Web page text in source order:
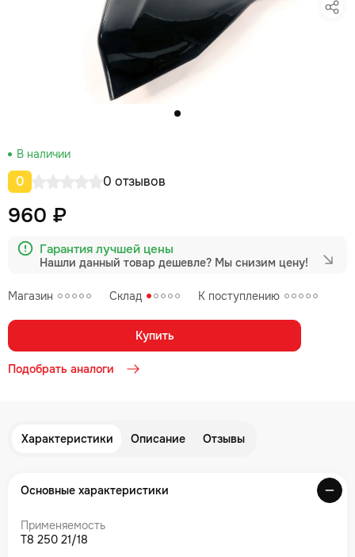
0 0 отзывов
Магазин Склад К поступлению
В наличии
960 ₽
Гарантия лучшей цены
Нашли данный товар дешевле? Мы снизим цену!
Купить
Подобрать аналоги
Характеристики Описание Отзывы
Основные характеристики
Применяемость
T8 250 21/18